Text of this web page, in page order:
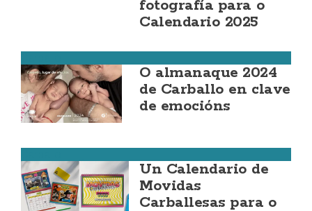
fotografía para o
Calendario 2025
O almanaque 2024
de Carballo en clave
de emocións
Un Calendario de
Movidas
Carballesas para o